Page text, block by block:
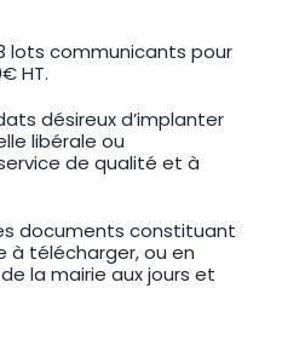
lots communicants pour
HT.
désireux d’implanter
libérale ou
de qualité et à
documents constituant
à télécharger, ou en
la mairie aux jours et